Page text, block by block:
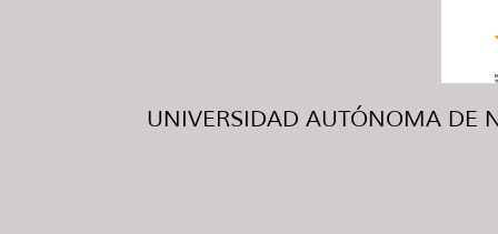
UNIVERSIDAD AUTÓNOMA DE